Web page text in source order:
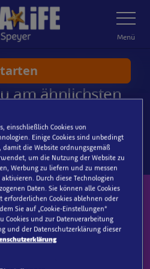
Navigation
Menü
kostenlosen
verpasse keine
einschließlich Cookies von
Einige Cookies sind unbedingt
die Website ordnungsgemäß
um die Nutzung der Website zu
Werbung zu liefern und zu messen
Durch diese Technologien
Daten. Sie können alle Cookies
Cookies ablehnen oder
Sie auf „Cookie-Einstellungen“
Cookies und zur Datenverarbeitung
und der Datenschutzerklärung dieser